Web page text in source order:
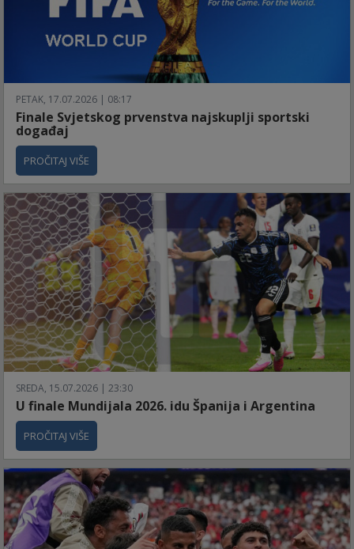
PETAK, 17.07.2026 | 08:17
Finale Svjetskog prvenstva najskuplji sportski
događaj
PROČITAJ VIŠE
SREDA, 15.07.2026 | 23:30
U finale Mundijala 2026. idu Španija i Argentina
PROČITAJ VIŠE